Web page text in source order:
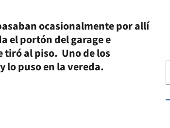
ocasionalmente por allí
el portón del garage e
tiró al piso. Uno de los
lo puso en la vereda.